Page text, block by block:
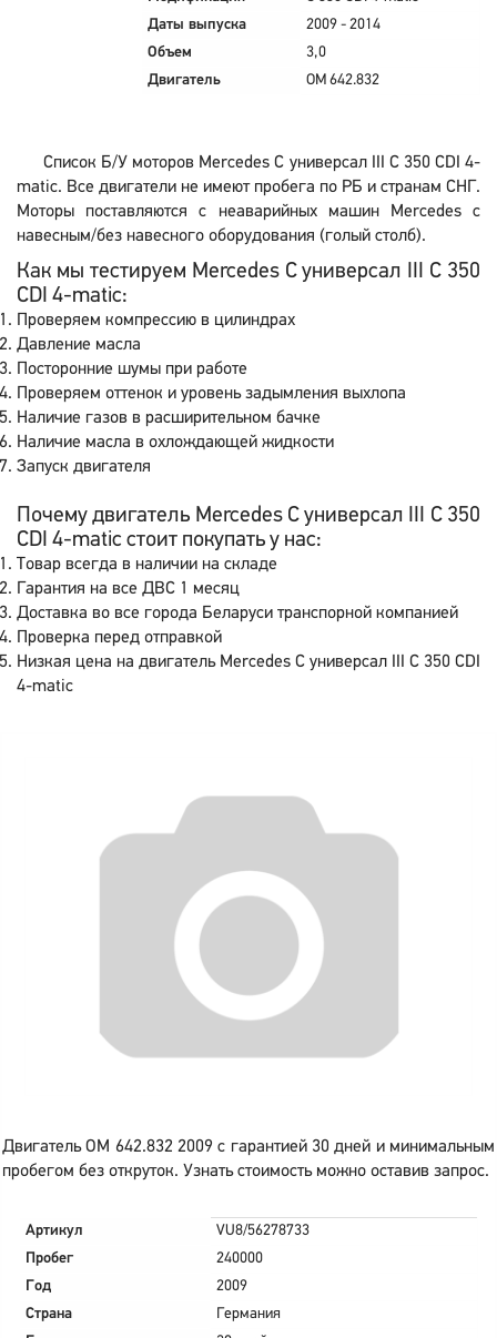
Даты выпуска
2009 - 2014
Объем
3,0
Двигатель
OM 642.832
Список Б/У моторов Mercedes C универсал III C 350 CDI 4-
matic. Все двигатели не имеют пробега по РБ и странам СНГ.
Моторы поставляются с неаварийных машин Mercedes с
навесным/без навесного оборудования (голый столб).
Как мы тестируем Mercedes C универсал III C 350
CDI 4-matic:
Проверяем компрессию в цилиндрах
Давление масла
Посторонние шумы при работе
Проверяем оттенок и уровень задымления выхлопа
Наличие газов в расширительном бачке
Наличие масла в охлождающей жидкости
Запуск двигателя
Почему двигатель Mercedes C универсал III C 350
CDI 4-matic стоит покупать у нас:
Товар всегда в наличии на складе
Гарантия на все ДВС 1 месяц
Доставка во все города Беларуси транспорной компанией
Проверка перед отправкой
Низкая цена на двигатель Mercedes C универсал III C 350 CDI
4-matic
Двигатель OM 642.832 2009 с гарантией 30 дней и минимальным
пробегом без откруток. Узнать стоимость можно оставив запрос.
Артикул
VU8/56278733
Пробег
240000
Год
2009
Страна
Германия